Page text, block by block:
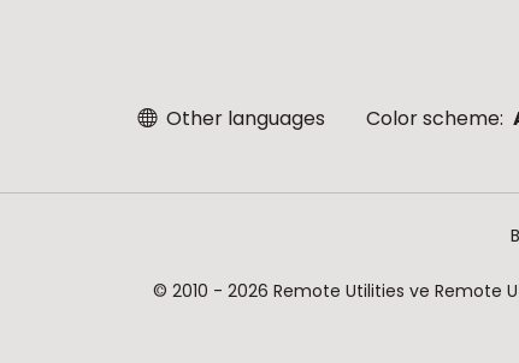
Other languages Color scheme:
© 2010 - 2026 Remote Utilities ve Remote